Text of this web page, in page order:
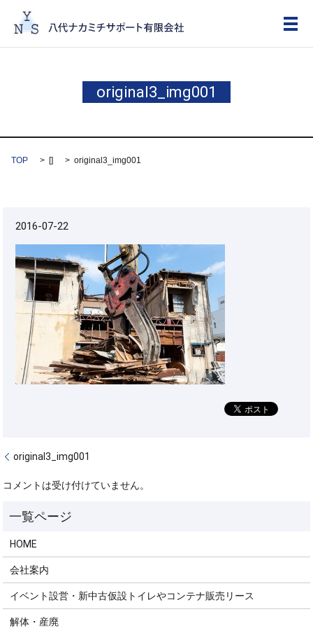
メ
original3_img001
TOP [] original3_img001
2016-07-22
original3_img001
コメントは受け付けていません。
HOME
会社案内
イベント設営・新中古仮設トイレやコンテナ販売リース
解体・産廃